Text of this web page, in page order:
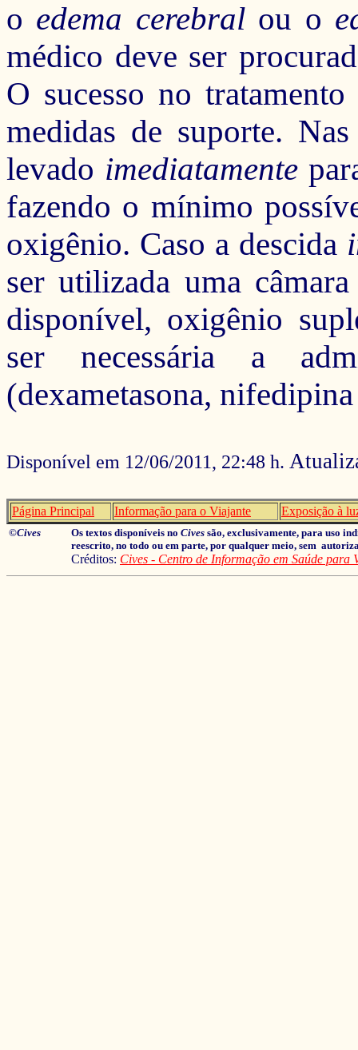
o edema cerebral ou o
médico deve ser
O sucesso no
medidas de suporte.
levado imediatamente
fazendo o mínimo
oxigênio. Caso a descida
ser utilizada uma
disponível, oxigênio
ser necessária a
(dexametasona,
Disponível em 12/06/2011, 22:48 h.
Página Principal Informação para o Viajante Exposição à
©Cives Os textos disponíveis no Cives são, exclusivamente, para uso
reescrito, no todo ou em parte, por qualquer meio, sem
Créditos: Cives - Centro de Informação em Saúde para